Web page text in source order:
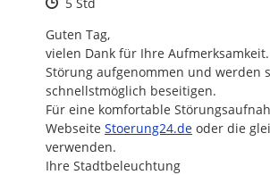
Guten Tag,
vielen Dank für Ihre
Störung aufgenommen und werden
schnellstmöglich beseitigen.
Für eine komfortable
Webseite http://
Stoerung24.de oder die
verwenden.
Ihre Stadtbeleuchtung